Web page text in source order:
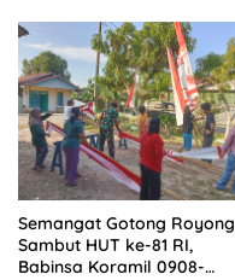
Semangat Gotong Royong
Sambut HUT ke-81 RI,
Babinsa Koramil 0908-